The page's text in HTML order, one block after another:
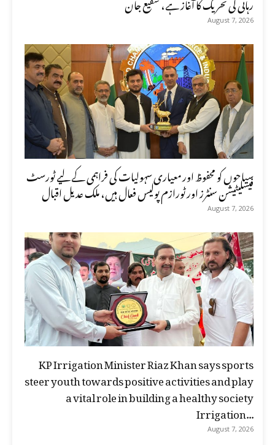
August 7, 2026
سیاحوں کو محفوظ اور معیاری سہولیات کی فراہمی کے لیے ٹورسٹ
فیسلیٹیشن سنٹرز اور ٹورازم پولیس فعال ہیں، ملک عدیل اقبال
August 7, 2026
KP Irrigation Minister Riaz Khan says sports
steer youth towards positive activities and play
a vital role in building a healthy society
Irrigation...
August 7, 2026